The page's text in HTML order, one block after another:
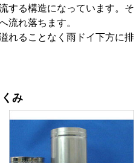
する構造になっています。そ
流れ落ちます。
れることなく雨ドイ下方に排
み